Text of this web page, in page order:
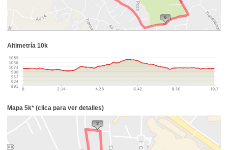
Altimetría 10k
Mapa 5k* (clica para ver detalles)